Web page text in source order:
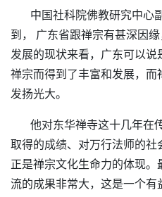
中国社科院佛教研究中心
到， 广东省跟禅宗有甚深因
发展的现状来看，广东可以
禅宗而得到了丰富和发展，
发扬光大。
他对东华禅寺这十几年在
取得的成绩、对万行法师的
正是禅宗文化生命力的体现
流的成果非常大，这是一个有